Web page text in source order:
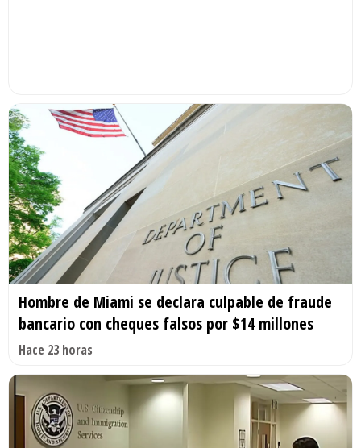
Hombre de Miami se declara culpable de fraude
bancario con cheques falsos por $14 millones
Hace 23 horas